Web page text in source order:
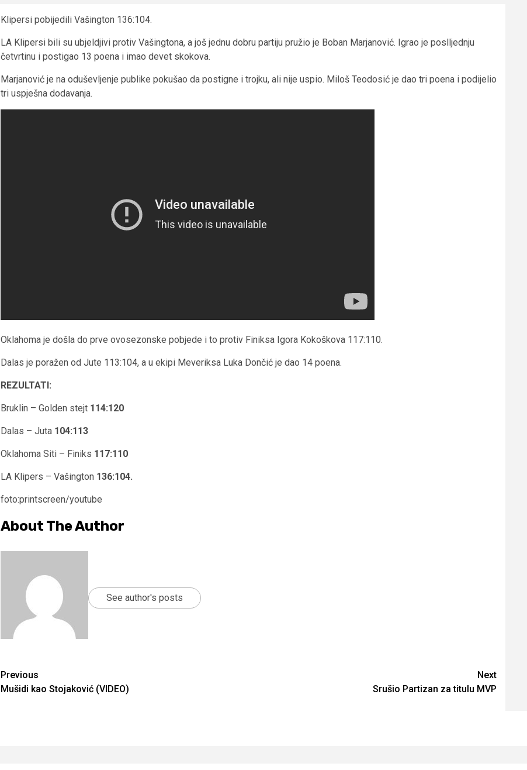
Klipersi pobijedili Vašington 136:104.
LA Klipersi bili su ubjeldjivi protiv Vašingtona, a još jednu dobru partiju pružio je Boban Marjanović. Igrao je poslljednju
četvrtinu i postigao 13 poena i imao devet skokova.
Marjanović je na oduševljenje publike pokušao da postigne i trojku, ali nije uspio. Miloš Teodosić je dao tri poena i podijelio
tri uspješna dodavanja.
Oklahoma je došla do prve ovosezonske pobjede i to protiv Finiksa Igora Kokoškova 117:110.
Dalas je poražen od Jute 113:104, a u ekipi Meveriksa Luka Dončić je dao 14 poena.
REZULTATI:
Bruklin – Golden stejt 114:120
Dalas – Juta 104:113
Oklahoma Siti – Finiks 117:110
LA Klipers – Vašington 136:104.
foto:printscreen/youtube
About The Author
See author's posts
Continue
Reading
Previous
Mušidi kao Stojaković (VIDEO)
Next
Srušio Partizan za titulu MVP